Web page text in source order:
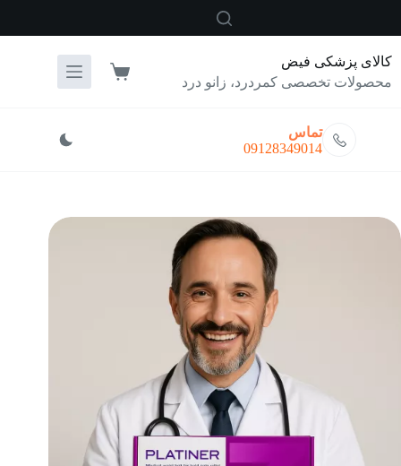
کالای پزشکی فیض
محصولات تخصصی کمردرد، زانو درد
سبد
تماس
09128349014